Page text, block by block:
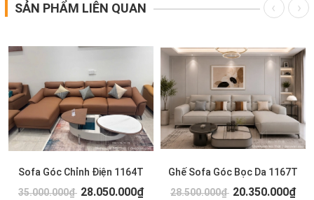
SẢN PHẨM LIÊN QUAN
Sofa Góc Chỉnh Điện 1164T
35.000.000₫ 28.050.000₫
Ghế Sofa Góc Bọc Da 1167T
28.500.000₫ 20.350.000₫